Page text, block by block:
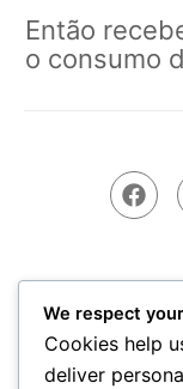
Então
o consumo
F
a
b
o
o
k
2026 Auten,
– SC, 88032-005 |
We respect
Cookies help
deliver